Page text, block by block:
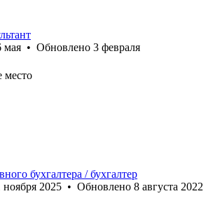
мая • Обновлено 3 февраля
место
бухгалтера / бухгалтер
ноября 2025 • Обновлено 8 августа 2022